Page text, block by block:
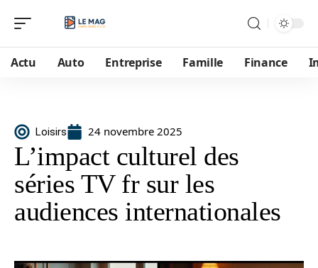
Actu Auto Entreprise Famille Finance
Loisirs 24 novembre 2025
L’impact culturel des
séries TV fr sur les
audiences internationales